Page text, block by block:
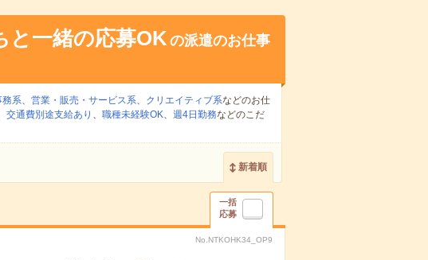
と一緒の応募OKの派遣のお仕事
務系、 営業・販売・サービス系、 クリエイティブ系などのお仕
交通費別途支給あり 、 職種未経験OK、 週4日勤務などのこだ
新着順
一括
応募
No.NTKOHK34_OP9